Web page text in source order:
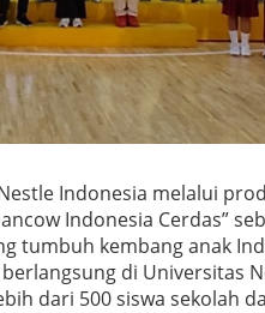
Indonesia melalui
Indonesia Cerdas”
tumbuh kembang anak
di Universitas
dari 500 siswa sekolah